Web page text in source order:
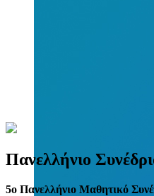
Πανελλήνιο
5o Πανελλήνιο Μαθητικό